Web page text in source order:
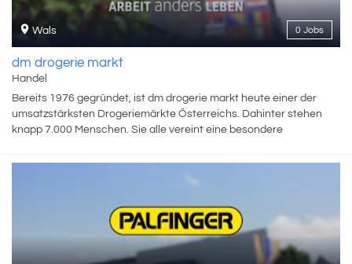
0 Jobs
Wals
dm drogerie markt
Handel
Bereits 1976 gegründet, ist dm drogerie markt heute einer der
umsatzstärksten Drogeriemärkte Österreichs. Dahinter stehen
knapp 7.000 Menschen. Sie alle vereint eine besondere
und Zutrauen sowie Freude an der Zusammenarbeit und dem